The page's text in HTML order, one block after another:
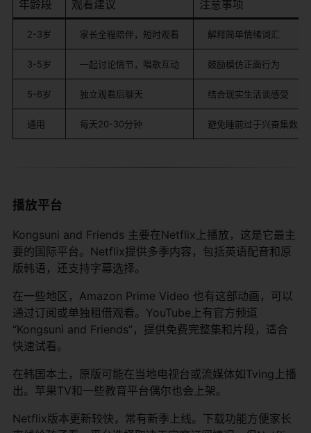
年龄段 观看建议 注意事项
2-3岁 家长全程陪伴，短时观看 解释简单情绪词汇
3-5岁 一起讨论情节，唱歌互动 鼓励模仿正面行为
5-6岁 独立观看后聊天 结合现实生活谈感受
通用 每天20-30分钟 避免睡前过于兴奋集数
播放平台
Kongsuni and Friends 主要在Netflix上播放，这是它最主
要的国际平台。Netflix提供多季内容，包括英语配音和原
版韩语，还支持字幕选择。
在一些地区，Amazon Prime Video 也有这部动画，可以
通过订阅或单独租借观看。YouTube上有官方频道
“Kongsuni and Friends”，提供免费完整集和片段，适合
快速试看。
在韩国本土，原版可能在当地电视台或流媒体如Tving上播
出。苹果TV和一些教育平台偶尔也会上架。
Netflix版本更新较快，常有新季上线。下载功能方便家长